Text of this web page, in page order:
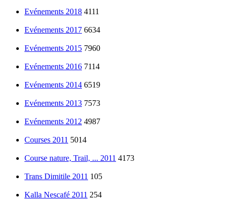
Evénements 2018 4111
Evénements 2017 6634
Evénements 2015 7960
Evénements 2016 7114
Evénements 2014 6519
Evénements 2013 7573
Evénements 2012 4987
Courses 2011 5014
Course nature, Trail, ... 2011 4173
Trans Dimitile 2011 105
Kalla Nescafé 2011 254